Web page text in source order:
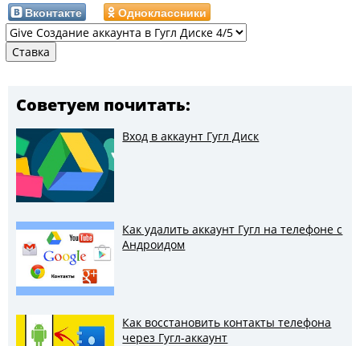
Вконтакте Одноклассники
Советуем почитать:
Вход в аккаунт Гугл Диск
Как удалить аккаунт Гугл на телефоне с
Андроидом
Как восстановить контакты телефона
через Гугл-аккаунт